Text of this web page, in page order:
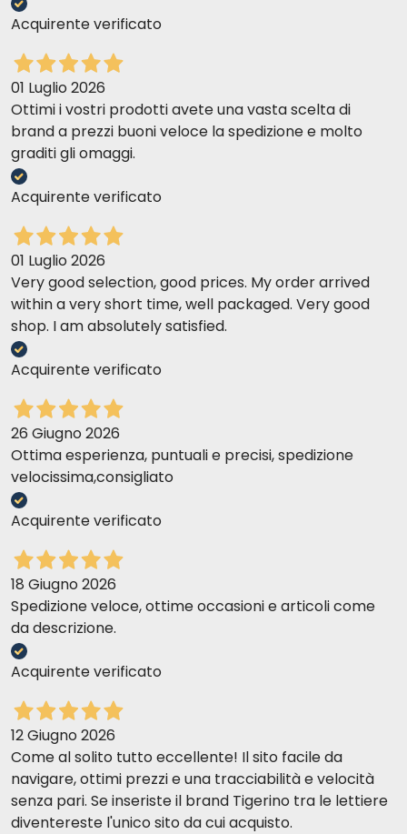
Acquirente verificato
01 Luglio 2026
Ottimi i vostri prodotti avete una vasta scelta di
brand a prezzi buoni veloce la spedizione e molto
graditi gli omaggi.
Acquirente verificato
01 Luglio 2026
Very good selection, good prices. My order arrived
within a very short time, well packaged. Very good
shop. I am absolutely satisfied.
Acquirente verificato
26 Giugno 2026
Ottima esperienza, puntuali e precisi, spedizione
velocissima,consigliato
Acquirente verificato
18 Giugno 2026
Spedizione veloce, ottime occasioni e articoli come
da descrizione.
Acquirente verificato
12 Giugno 2026
Come al solito tutto eccellente! Il sito facile da
navigare, ottimi prezzi e una tracciabilità e velocità
senza pari. Se inseriste il brand Tigerino tra le lettiere
diventereste l'unico sito da cui acquisto.